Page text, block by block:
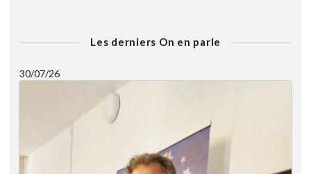
Les derniers On en parle
30/07/26